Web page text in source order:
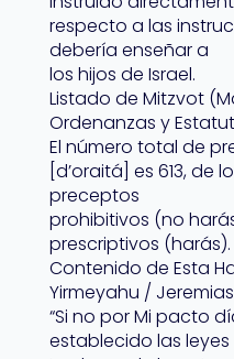
respecto a las
debería enseñar a
los hijos de Israel.
Listado de Mitzvot
Ordenanzas y
El número total de
[d’oraitá] es 613, de
preceptos
prohibitivos (no
prescriptivos (harás).
Contenido de Esta
Yirmeyahu /
“Si no por Mi pacto
establecido las leyes